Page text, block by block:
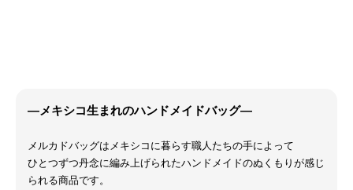
―メキシコ生まれのハンドメイドバッグ―
メルカドバッグはメキシコに暮らす職人たちの手によって
ひとつずつ丹念に編み上げられたハンドメイドのぬくもりが感じ
られる商品です。